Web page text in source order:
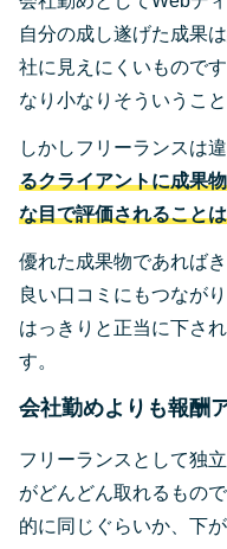
自分の成し遂げた成果
社に見えにくいもので
なり小なりそういうこと
しかしフリーランスは違
るクライアントに成果
な目で評価されること
優れた成果物であれば
良い口コミにもつなが
はっきりと正当に下さ
す。
会社勤めよりも報酬
フリーランスとして独
がどんどん取れるもの
的に同じぐらいか、下